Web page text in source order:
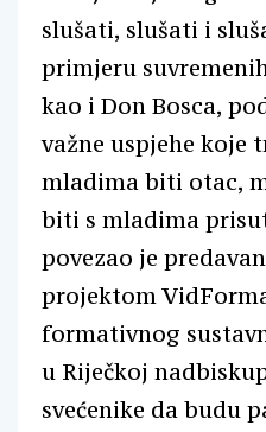
slušati, slušati i
primjeru
kao i Don Bosca,
važne uspjehe koje
mladima biti otac,
biti s mladima
povezao je
projektom
formativnog
u Riječkoj
svećenike da budu